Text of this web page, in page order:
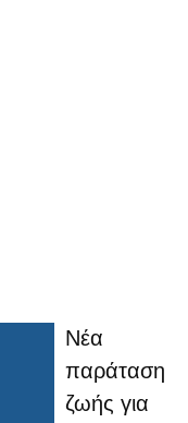
Νέα
παράταση
ζωής για